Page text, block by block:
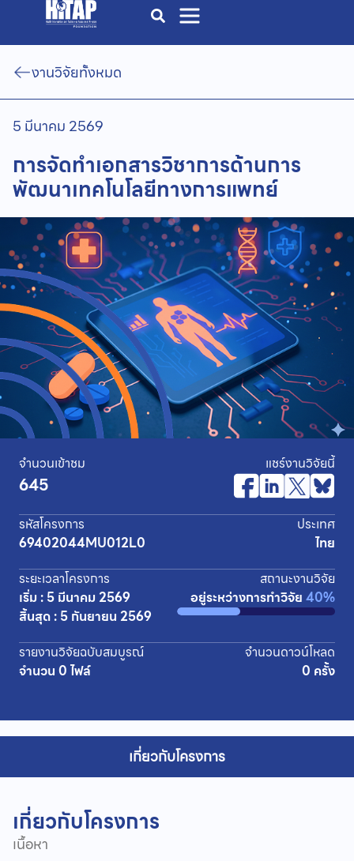
งานวิจัยทั้งหมด
5 มีนาคม 2569
การจัดทำเอกสารวิชาการด้านการ
พัฒนาเทคโนโลยีทางการแพทย์
จำนวนเข้าชม
645
แชร์งานวิจัยนี้
รหัสโครงการ
69402044MU012L0
ประเทศ
ไทย
ระยะเวลาโครงการ
เริ่ม : 5 มีนาคม 2569
สิ้นสุด : 5 กันยายน 2569
สถานะงานวิจัย
อยู่ระหว่างการทำวิจัย 40%
รายงานวิจัยฉบับสมบูรณ์
จำนวน 0 ไฟล์
จำนวนดาวน์โหลด
0 ครั้ง
เกี่ยวกับโครงการ
เกี่ยวกับโครงการ
เนื้อหา